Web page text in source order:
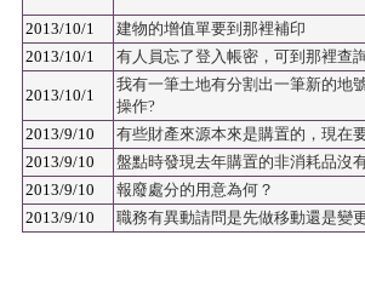
2013/10/1
建物的增值單要到那裡補印
2013/10/1
有人員忘了登入帳密，可到那裡查
2013/10/1
我有一筆土地有分割出一筆新的地
操作?
2013/9/10
有些財產來源本來是購置的，現在
2013/9/10
盤點時發現去年購置的非消耗品沒
2013/9/10
報廢處分的用意為何？
2013/9/10
職務有異動請問是先做移動還是變